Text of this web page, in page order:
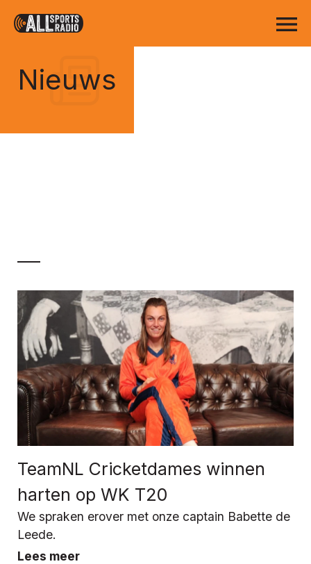
Nieuws
TeamNL Cricketdames winnen
harten op WK T20
We spraken erover met onze captain Babette de
Leede.
Lees meer